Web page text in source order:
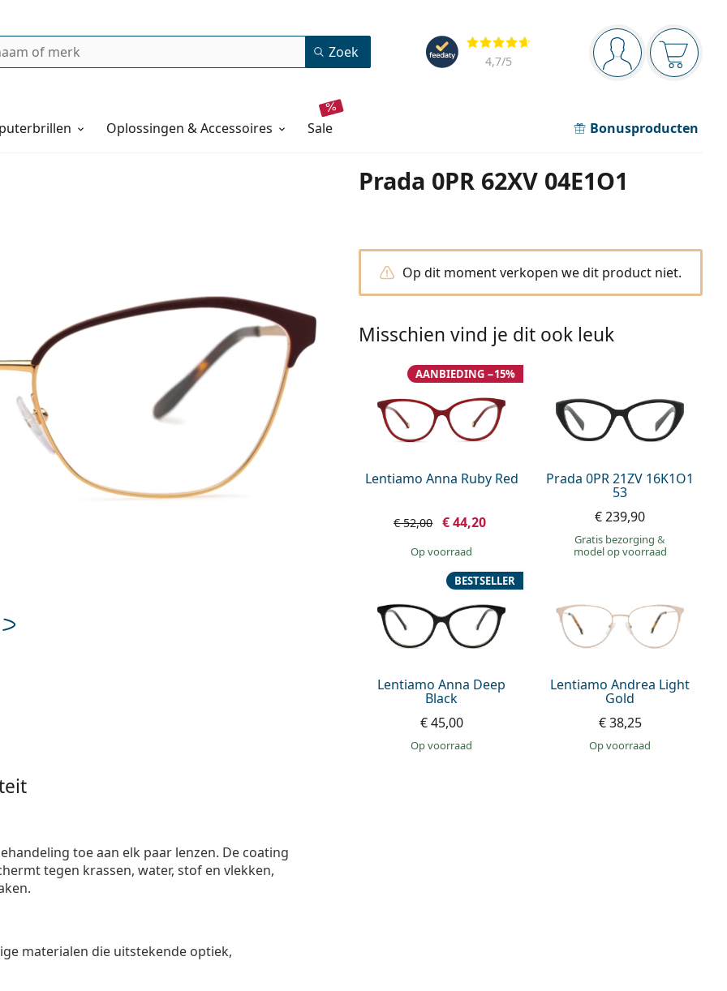
Navigatie
Je bent ingelogd
Jouw
Beoordelingen
4,7/5
Zoek
Oplossingen & Accessoires sale Bonusproducten
Prada 0PR 62XV 04E1O1
Op dit moment verkopen we dit product niet.
Misschien vind je dit ook leuk
Lentiamo Anna Ruby Red
AANBIEDING −15%
€ 52,00 € 44,20
op voorraad
Prada 0PR 21ZV 16K1O1
53
€ 239,90
Gratis bezorging&
model op voorraad
Lentiamo Anna Deep
Black
BESTSELLER
€ 45,00
op voorraad
Lentiamo Andrea Light
Gold
€ 38,25
op voorraad
toe aan elk paar lenzen. De coating
tegen krassen, water, stof en vlekken,
materialen die uitstekende optiek,